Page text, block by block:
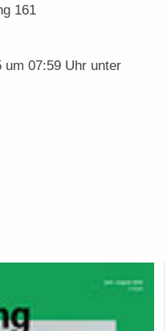
161
um 07:59 Uhr unter